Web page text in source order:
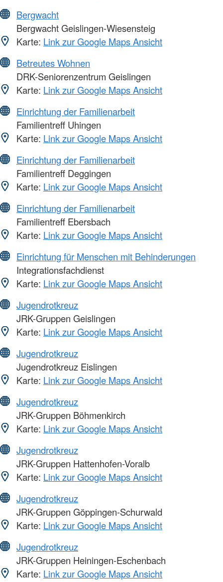
Bergwacht
Bergwacht Geislingen-Wiesensteig
Karte: Link zur Google Maps Ansicht
Betreutes Wohnen
DRK-Seniorenzentrum Geislingen
Karte: Link zur Google Maps Ansicht
Einrichtung der Familienarbeit
Familientreff Uhingen
Karte: Link zur Google Maps Ansicht
Einrichtung der Familienarbeit
Familientreff Deggingen
Karte: Link zur Google Maps Ansicht
Einrichtung der Familienarbeit
Familientreff Ebersbach
Karte: Link zur Google Maps Ansicht
Einrichtung für Menschen mit Behinderungen
Integrationsfachdienst
Karte: Link zur Google Maps Ansicht
Jugendrotkreuz
JRK-Gruppen Geislingen
Karte: Link zur Google Maps Ansicht
Jugendrotkreuz
Jugendrotkreuz Eislingen
Karte: Link zur Google Maps Ansicht
Jugendrotkreuz
JRK-Gruppen Böhmenkirch
Karte: Link zur Google Maps Ansicht
Jugendrotkreuz
JRK-Gruppen Hattenhofen-Voralb
Karte: Link zur Google Maps Ansicht
Jugendrotkreuz
JRK-Gruppen Göppingen-Schurwald
Karte: Link zur Google Maps Ansicht
Jugendrotkreuz
JRK-Gruppen Heiningen-Eschenbach
Karte: Link zur Google Maps Ansicht